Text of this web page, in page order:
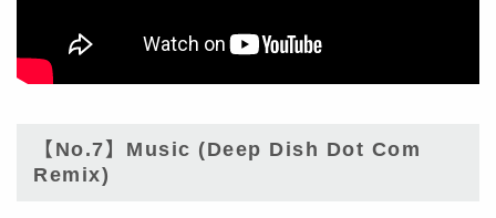
【No.7】Music (Deep Dish Dot Com
Remix)